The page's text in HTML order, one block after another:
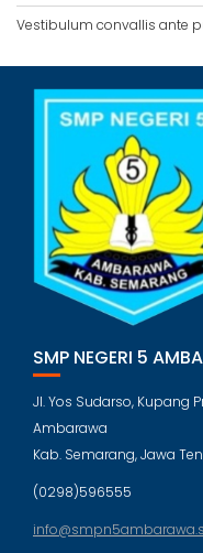
Vestibulum convallis ante
SMP NEGERI 5
Jl. Yos Sudarso, Kupang
Ambarawa
Kab. Semarang, Jawa
(0298)596555